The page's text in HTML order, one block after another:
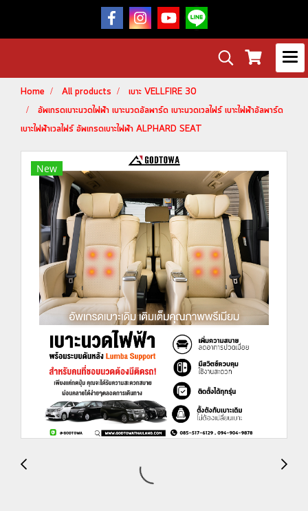
Home All products
เบาะ VELLFIRE 30
อัพเกรดเบาะนวดไฟฟ้า เบาะนวดอัลพาร์ด เบาะนวดเวลไฟร์ เบาะไฟฟ้าอัลพาร์ด
เบาะไฟฟ้าเวลไฟร์ อัพเกรดเบาะไฟฟ้า ALPHARD SEAT
New